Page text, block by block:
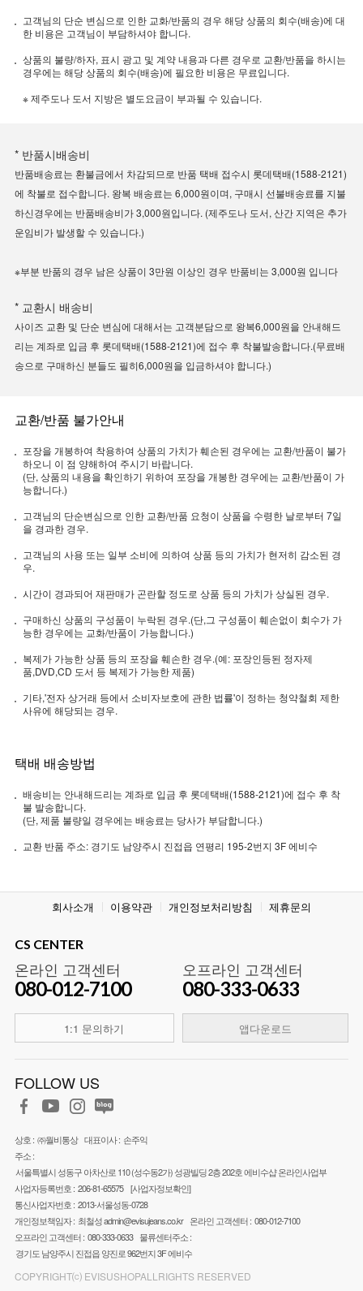
고객님의 단순 변심으로 인한 교화/반품의 경우 해당 상품의 회수(배송)에 대
한 비용은 고객님이 부담하셔야 합니다.
상품의 불량/하자, 표시 광고 및 계약 내용과 다른 경우로 교환/반품을 하시는
경우에는 해당 상품의 회수(배송)에 필요한 비용은 무료입니다.
※ 제주도나 도서 지방은 별도요금이 부과될 수 있습니다.
* 반품시배송비
반품배송료는 환불금에서 차감되므로 반품 택배 접수시 롯데택배(1588-2121)
에 착불로 접수합니다. 왕복 배송료는 6,000원이며, 구매시 선불배송료를 지불
하신경우에는 반품배송비가 3,000원입니다. (제주도나 도서, 산간 지역은 추가
운임비가 발생할 수 있습니다.)
※부분 반품의 경우 남은 상품이 3만원 이상인 경우 반품비는 3,000원 입니다
* 교환시 배송비
사이즈 교환 및 단순 변심에 대해서는 고객분담으로 왕복6,000원을 안내해드
리는 계좌로 입금 후 롯데택배(1588-2121)에 접수 후 착불발송합니다.(무료배
송으로 구매하신 분들도 필히6,000원을 입금하셔야 합니다.)
교환/반품 불가안내
포장을 개봉하여 착용하여 상품의 가치가 훼손된 경우에는 교환/반품이 불가
하오니 이 점 양해하여 주시기 바랍니다.
(단, 상품의 내용을 확인하기 위하여 포장을 개봉한 경우에는 교환/반품이 가
능합니다.)
고객님의 단순변심으로 인한 교환/반품 요청이 상품을 수령한 날로부터 7일
을 경과한 경우.
고객님의 사용 또는 일부 소비에 의하여 상품 등의 가치가 현저히 감소된 경
우.
시간이 경과되어 재판매가 곤란할 정도로 상품 등의 가치가 상실된 경우.
구매하신 상품의 구성품이 누락된 경우.(단,그 구성품이 훼손없이 회수가 가
능한 경우에는 교화/반품이 가능합니다.)
복제가 가능한 상품 등의 포장을 훼손한 경우.(예: 포장인등된 정자제
품,DVD,CD 도서 등 복제가 가능한 제품)
기타,'전자 상거래 등에서 소비자보호에 관한 법률'이 정하는 청약철회 제한
사유에 해당되는 경우.
택배 배송방법
배송비는 안내해드리는 계좌로 입금 후 롯데택배(1588-2121)에 접수 후 착
불 발송합니다.
(단, 제품 불량일 경우에는 배송료는 당사가 부담합니다.)
교환 반품 주소: 경기도 남양주시 진접읍 연평리 195-2번지 3F 에비수
회사소개 이용약관 개인정보처리방침 제휴문의
CS CENTER
온라인 고객센터
080-012-7100
1:1 문의하기
오프라인 고객센터
080-333-0633
앱다운로드
FOLLOW US
상호 : ㈜월비통상 대표이사 : 손주익
주소 :
서울특별시 성동구 아차산로 110 (성수동2가) 성광빌딩 2층 202호 에비수샵 온라인사업부
사업자등록번호 : 206-81-65575 [사업자정보확인]
통신사업자번호 : 2013-서울성동-0728
개인정보책임자 : 최철성admin@evisujeans.co.kr 온라인 고객센터 : 080-012-7100
오프라인 고객센터 : 080-333-0633 물류센터주소 :
경기도 남양주시 진접읍 양진로 962번지 3F 에비수
COPYRIGHT⒞ EVISUSHOPALLRIGHTS RESERVED